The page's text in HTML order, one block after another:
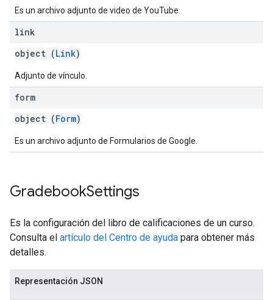
Es un archivo adjunto de video de YouTube.
link
object (Link)
Adjunto de vínculo.
form
object (Form)
Es un archivo adjunto de Formularios de Google.
GradebookSettings
Es la configuración del libro de calificaciones de un curso.
Consulta el artículo del Centro de ayuda para obtener más
detalles.
Representación JSON